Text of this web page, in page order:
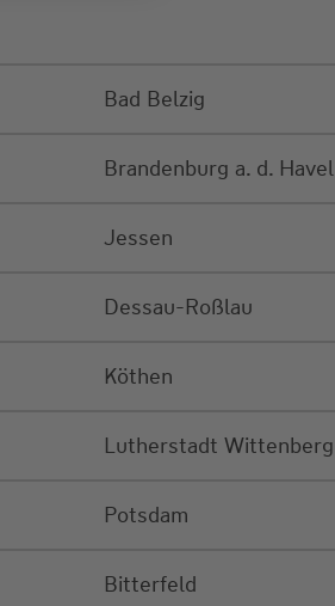
Bad Belzig
Brandenburg a. d. Havel
Jessen
Dessau-Roßlau
Köthen
Lutherstadt Wittenberg
Potsdam
Bitterfeld